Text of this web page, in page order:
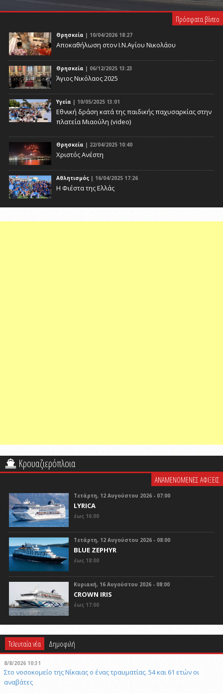
PLAY VIDEO
Πρόσφατα βίντεο
Θρησκεία | 10/04/2026 18:27
Αποκαθήλωση στον Ι.Ν.Αγίου Νικολάου
Θρησκεία | 06/12/2025 13:23
Άγιος Νικόλαος 2025
Υγεία | 10/05/2025 13:01
Eθνική δράση κατά της παιδικής παχυσαρκίας στην
πλατεία Μιαούλη (video)
Θρησκεία | 22/04/2025 10:40
Χριστός Ανέστη
Αθλητισμός | 16/04/2025 17:26
Η Φιέστα της Ελλάς
Κρουαζιερόπλοια
ΑΝΑΜΕΝΟΜΕΝΕΣ ΑΦΙΞΕΙΣ
Τετάρτη, 12 Αυγούστου 2026 - 07:00
LYRICA
έως 16:00
Τετάρτη, 12 Αυγούστου 2026 - 08:00
BLUE ZEPHYR
έως 18:00
Κυριακή, 16 Αυγούστου 2026 - 08:00
CROWN IRIS
έως 17:00
Τελευταία νέα Δημοφιλή
8/8/2026 10:31
Στο νοσοκομείο της Νίκαιας ο ένας τραυματίας. 54 και 61 ετών οι
αναβάτες